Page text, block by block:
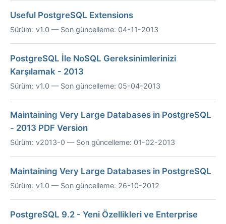
Useful PostgreSQL Extensions
Sürüm: v1.0 — Son güncelleme: 04-11-2013
PostgreSQL İle NoSQL Gereksinimlerinizi
Karşılamak - 2013
Sürüm: v1.0 — Son güncelleme: 05-04-2013
Maintaining Very Large Databases in PostgreSQL
- 2013 PDF Version
Sürüm: v2013-0 — Son güncelleme: 01-02-2013
Maintaining Very Large Databases in PostgreSQL
Sürüm: v1.0 — Son güncelleme: 26-10-2012
PostgreSQL 9.2 - Yeni Özellikleri ve Enterprise